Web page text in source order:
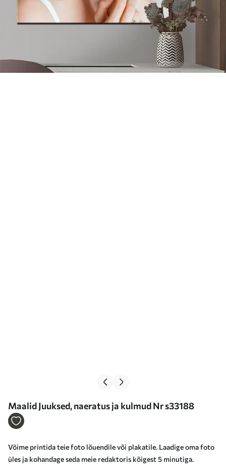
Maalid Juuksed, naeratus ja kulmud Nr s33188
Võime printida teie foto lõuendile või plakatile. Laadige oma foto
üles ja kohandage seda meie redaktoris kõigest 5 minutiga.